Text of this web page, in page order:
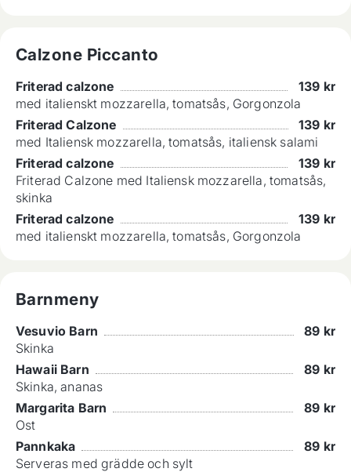
Calzone Piccanto
Friterad calzone 139 kr
med italienskt mozzarella, tomatsås, Gorgonzola
Friterad Calzone
139 kr
med Italiensk mozzarella, tomatsås, italiensk salami
Friterad calzone
139 kr
Friterad Calzone med Italiensk mozzarella, tomatsås,
skinka
Friterad calzone
139 kr
med italienskt mozzarella, tomatsås, Gorgonzola
Barnmeny
Vesuvio Barn 89 kr
Skinka
Hawaii Barn
89 kr
Skinka, ananas
Margarita Barn
89 kr
Ost
Pannkaka
89 kr
Serveras med grädde och sylt